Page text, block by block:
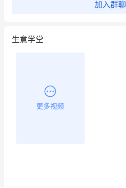
加入群聊
生意学堂
更多视频